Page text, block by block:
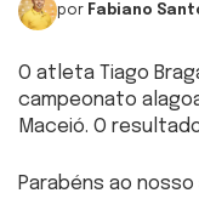
por Fabiano
O atleta Tiago
campeonato
Maceió. O
Parabéns ao